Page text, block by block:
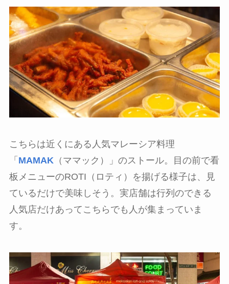
こちらは近くにある人気マレーシア料理
「 MAMAK （ママック）」のストール。目の前で看
板メニューのROTI（ロティ）を揚げる様子は、見
ているだけで美味しそう。実店舗は行列のできる
人気店だけあってこちらでも人が集まっていま
す。